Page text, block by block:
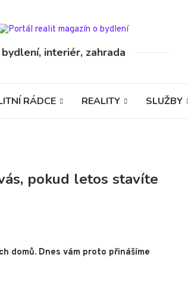
bydlení, interiér, zahrada
RÁDCE REALITY SLUŽBY
pokud letos stavíte
domů. Dnes vám proto přinášíme